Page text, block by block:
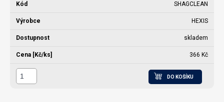
SHAGCLEAN
HEXIS
skladem
366 Kč
DO KOŠÍKU